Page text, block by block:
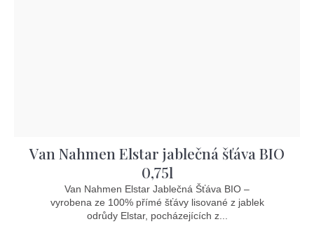
Van Nahmen Elstar jablečná šťáva BIO
0,75l
Van Nahmen Elstar Jablečná Šťáva BIO –
vyrobena ze 100% přímé šťávy lisované z jablek
odrůdy Elstar, pocházejících z...